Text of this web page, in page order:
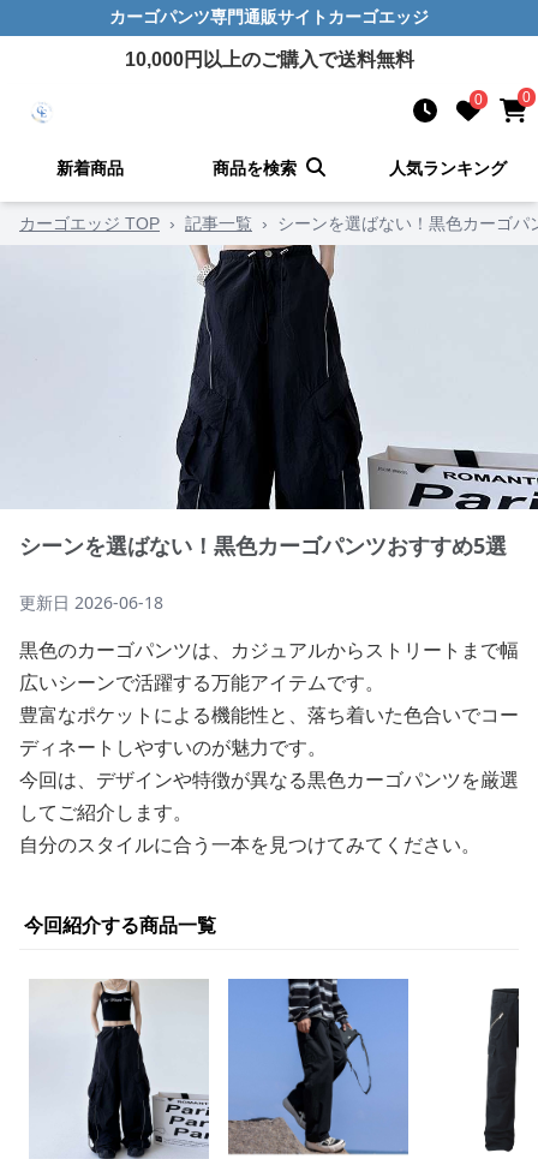
カーゴパンツ専門通販サイト カーゴエッジ
10,000円以上のご購入で送料無料
0 0
新着商品 商品を検索 人気ランキング
カーゴエッジ TOP › 記事一覧 › シーンを選ばない！黒色カーゴパ
シーンを選ばない！黒色カーゴパンツおすすめ5選
更新日 2026-06-18
黒色のカーゴパンツは、カジュアルからストリートまで幅
広いシーンで活躍する万能アイテムです。
豊富なポケットによる機能性と、落ち着いた色合いでコー
ディネートしやすいのが魅力です。
今回は、デザインや特徴が異なる黒色カーゴパンツを厳選
してご紹介します。
自分のスタイルに合う一本を見つけてみてください。
今回紹介する商品一覧